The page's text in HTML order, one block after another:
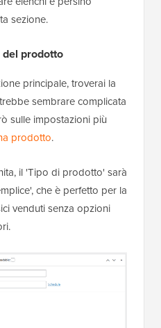
sezione.
prodotto
principale, troverai la
sembrare complicata
sulle impostazioni più
prodotto.
il 'Tipo di prodotto' sarà
che è perfetto per la
venduti senza opzioni